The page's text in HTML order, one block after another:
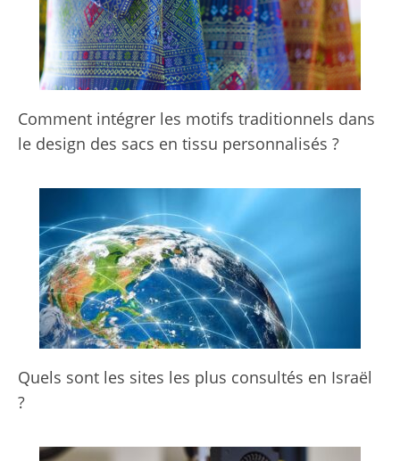
Comment intégrer les motifs traditionnels dans
le design des sacs en tissu personnalisés ?
Quels sont les sites les plus consultés en Israël
?